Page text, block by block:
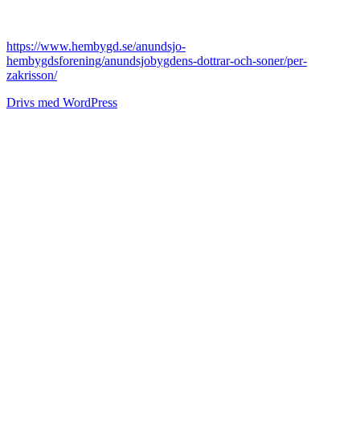
https://www.hembygd.se/anundsjo-
hembygdsforening/anundsjobygdens-dottrar-och-soner/per-
zakrisson/
Drivs med WordPress